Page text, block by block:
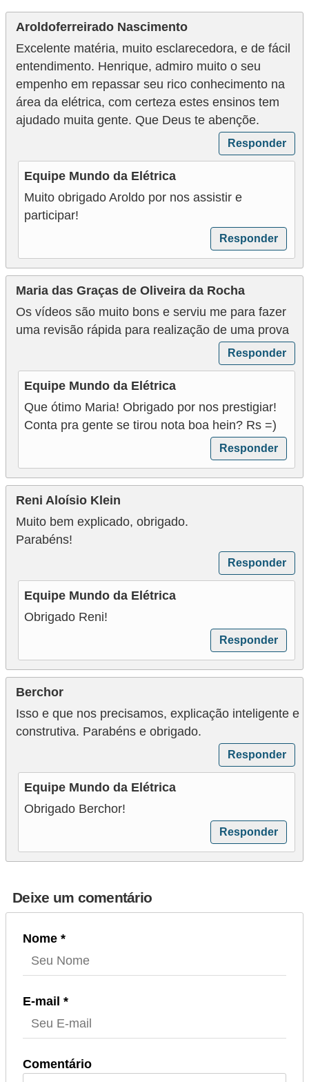
Aroldoferreirado Nascimento
Excelente matéria, muito esclarecedora, e de fácil
entendimento. Henrique, admiro muito o seu
empenho em repassar seu rico conhecimento na
área da elétrica, com certeza estes ensinos tem
ajudado muita gente. Que Deus te abençõe.
Responder
Equipe Mundo da Elétrica
Muito obrigado Aroldo por nos assistir e
participar!
Responder
Maria das Graças de Oliveira da Rocha
Os vídeos são muito bons e serviu me para fazer
uma revisão rápida para realização de uma prova
Responder
Equipe Mundo da Elétrica
Que ótimo Maria! Obrigado por nos prestigiar!
Conta pra gente se tirou nota boa hein? Rs =)
Responder
Reni Aloísio Klein
Muito bem explicado, obrigado.
Parabéns!
Responder
Equipe Mundo da Elétrica
Obrigado Reni!
Responder
Berchor
Isso e que nos precisamos, explicação inteligente e
construtiva. Parabéns e obrigado.
Responder
Equipe Mundo da Elétrica
Obrigado Berchor!
Responder
Deixe um comentário
Nome *
E-mail *
Comentário